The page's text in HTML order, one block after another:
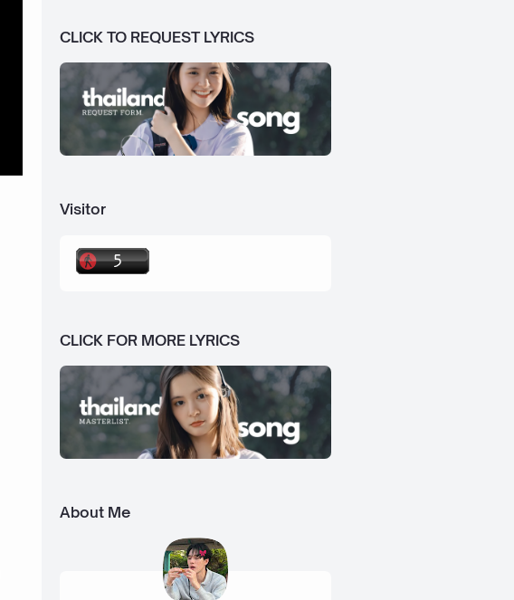
CLICK TO REQUEST LYRICS
Visitor
CLICK FOR MORE LYRICS
About Me